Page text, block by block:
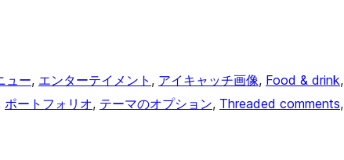
ュー, エンターテイメント , アイキャッチ画像, Food & drink,
ポートフォリオ, テーマのオプション, Threaded comments